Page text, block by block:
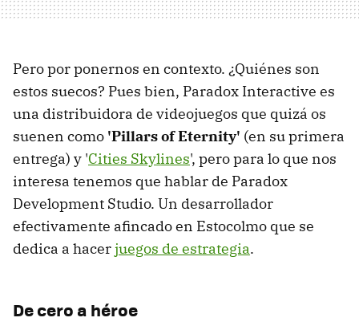
Pero por ponernos en contexto. ¿Quiénes son
estos suecos? Pues bien, Paradox Interactive es
una distribuidora de videojuegos que quizá os
suenen como 'Pillars of Eternity' (en su primera
entrega) y 'Cities Skylines', pero para lo que nos
interesa tenemos que hablar de Paradox
Development Studio. Un desarrollador
efectivamente afincado en Estocolmo que se
dedica a hacerjuegos de estrategia.
De cero a héroe